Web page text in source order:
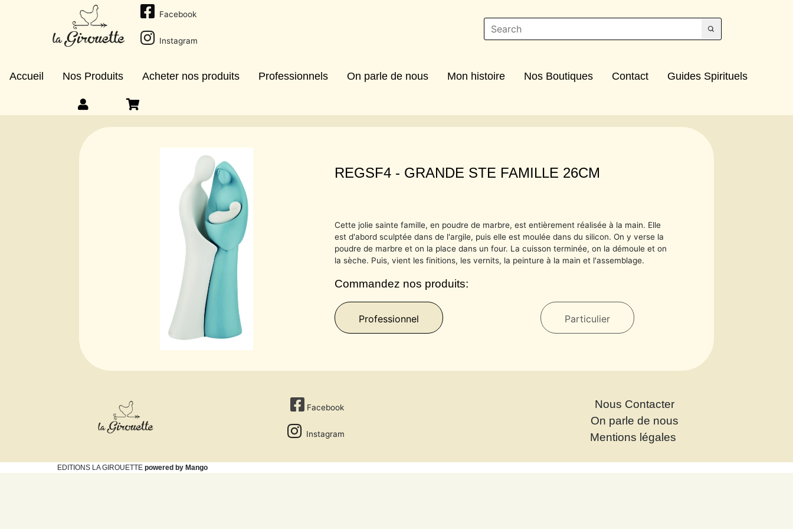
Facebook
Instagram
Accueil Nos Produits Acheter nos produits Professionnels On parle de nous Mon histoire Nos Boutiques Contact Guides Spirituels
REGSF4 - GRANDE STE FAMILLE 26CM
Cette jolie sainte famille, en poudre de marbre, est entièrement réalisée à la main. Elle
est d'abord sculptée dans de l'argile, puis elle est moulée dans du silicon. On y verse la
poudre de marbre et on la place dans un four. La cuisson terminée, on la démoule et on
la sèche. Puis, vient les finitions, les vernits, la peinture à la main et l'assemblage.
Commandez nos produits:
Professionnel Particulier
Facebook
Instagram
Nous Contacter
On parle de nous
Mentions légales
EDITIONS LA GIROUETTE powered by Mango